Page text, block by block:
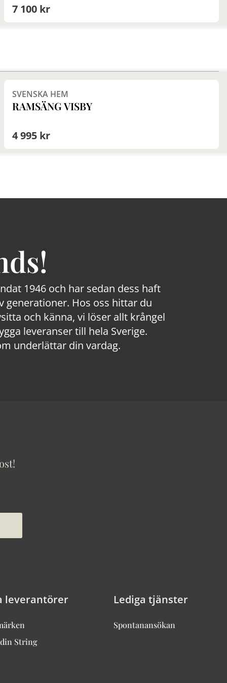
7 100 kr
Finns i fler val (3)
SVENSKA HEM
RAMSÄNG VISBY
4 995 kr
1946 och har sedan dess haft
generationer. Hos oss hittar du
och känna, vi löser allt krångel
leveranser till hela Sverige.
underlättar din vardag.
leverantörer
String
Lediga tjänster
Spontanansökan